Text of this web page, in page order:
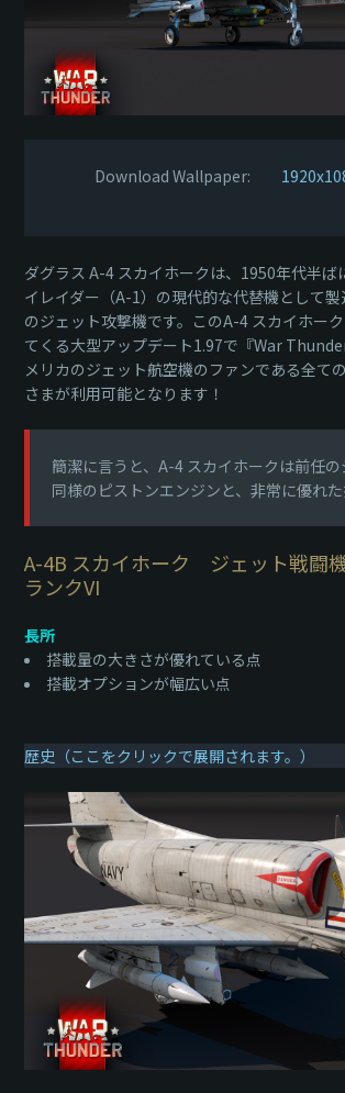
Download Wallpaper:
ダグラス A-4 スカイホークは、1950年代半ば
イレイダー（A-1）の現代的な代替機として製
のジェット攻撃機です。このA-4 スカイホー
てくる大型アップデート1.97で『War
メリカのジェット航空機のファンである全て
さまが利用可能となります！
簡潔に言うと、A-4 スカイホークは前任
同様のピストンエンジンと、非常に優れ
A-4B スカイホーク ジェット戦
ランクVI
長所
搭載量の大きさが優れている点
搭載オプションが幅広い点
歴史（ここをクリックで展開されます。）